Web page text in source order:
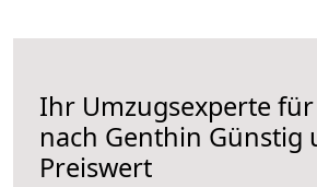
Ihr Umzugsexperte
nach Genthin Günstig
Preiswert